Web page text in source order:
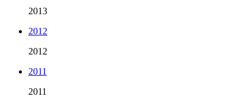
2013
2012
2012
2011
2011